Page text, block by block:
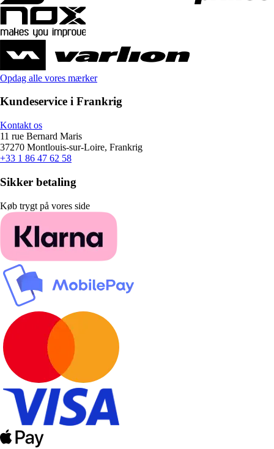
Opdag alle vores mærker
Kundeservice i Frankrig
Kontakt os
11 rue Bernard Maris
37270 Montlouis-sur-Loire, Frankrig
+33 1 86 47 62 58
Sikker betaling
Køb trygt på vores side